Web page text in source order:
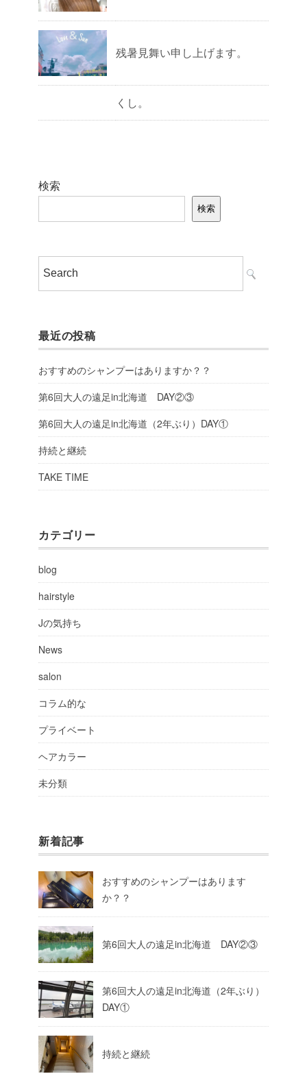
残暑見舞い申し上げます。
くし。
検索
検索
最近の投稿
おすすめのシャンプーはありますか？？
第6回大人の遠足in北海道 DAY②③
第6回大人の遠足in北海道（2年ぶり）DAY①
持続と継続
TAKE TIME
カテゴリー
blog
hairstyle
Jの気持ち
News
salon
コラム的な
プライベート
ヘアカラー
未分類
新着記事
おすすめのシャンプーはあります
か？？
第6回大人の遠足in北海道 DAY②③
第6回大人の遠足in北海道（2年ぶり）
DAY①
持続と継続